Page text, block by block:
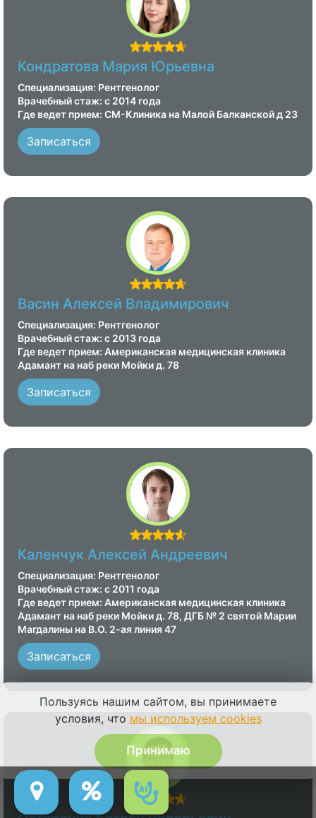
Кондратова Мария Юрьевна
Специализация: Рентгенолог
Врачебный стаж: с 2014 года
Где ведет прием: СМ-Клиника на Малой Балканской д 23
Записаться
Васин Алексей Владимирович
Специализация: Рентгенолог
Врачебный стаж: с 2013 года
Где ведет прием: Американская медицинская клиника
Адамант на наб реки Мойки д. 78
Записаться
Каленчук Алексей Андреевич
Специализация: Рентгенолог
Врачебный стаж: с 2011 года
Где ведет прием: Американская медицинская клиника
Адамант на наб реки Мойки д. 78, ДГБ № 2 святой Марии
Магдалины на В.О. 2-ая линия 47
Записаться
Пользуясь нашим сайтом, вы принимаете
условия, что мы используем cookies
Принимаю